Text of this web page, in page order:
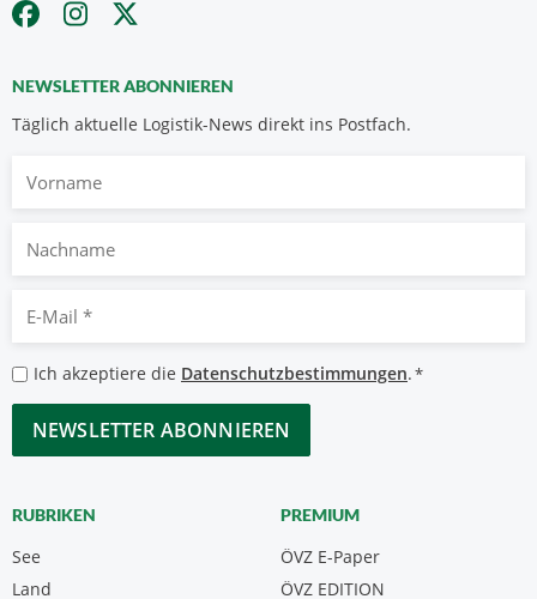
NEWSLETTER ABONNIEREN
Täglich aktuelle Logistik-News direkt ins Postfach.
Nachname
Mail
*
Datenschutzbestimmungen
*
Ich akzeptiere die Datenschutzbestimmungen.*
CAPTCHA
RUBRIKEN
See
Land
PREMIUM
ÖVZ E-Paper
ÖVZ EDITION